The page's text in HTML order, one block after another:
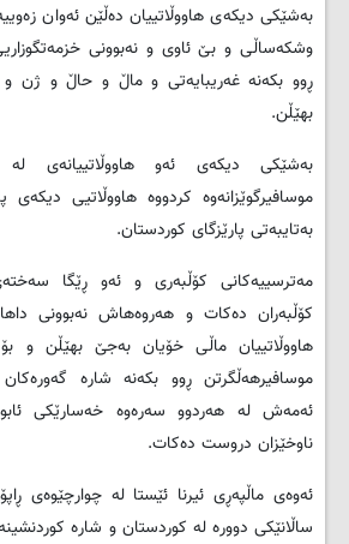
بەشێکی دیکەی هاووڵاتییان دەڵێن ئەوان
وشکەساڵی و بێ ئاوی و نەبوونی
ڕوو بکەنە غەریبایەتی و ماڵ و حاڵ و ژن
بهێڵن.
بەشێکی دیکەی ئەو هاووڵاتییانەی
موسافیرگوێزانەوە کردووە هاووڵاتیی دیکەی
بەتایبەتی پارێزگای کوردستان.
مەترسییەکانی کۆڵبەری و ئەو ڕێگا
کۆڵبەران دەکات و هەروەهاش نەبوونی
هاووڵاتییان ماڵی خۆیان بەجێ بهێڵن و
موسافیرهەڵگرتن ڕوو بکەنە شارە
ئەمەش لە هەردوو سەرەوە خەسارێکی
ناوخێزان دروست دەکات.
ئەوەی ماڵپەڕی ئیرنا ئێستا لە چوارچێوەی
ساڵانێکی دوورە لە کوردستان و شارە